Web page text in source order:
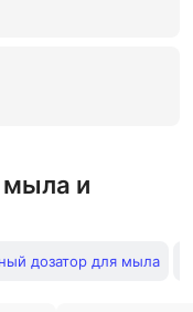
и
дозатор для мыла